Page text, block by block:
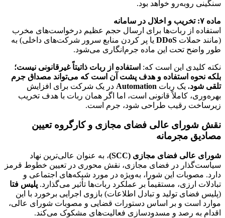
سنگینی روبه‌رو خواهد بود.
ماده ۷: تخریب و اخلال در سامانه
استفاده از ربات‌ها برای ارسال حجم عظیم درخواست‌های مخرب
(مانند حملات DDoS یا پر کردن منابع سرور شرکت‌های داخلی) به
طور واضح تحت این ماده جرم‌انگاری می‌شود.
نکته کلیدی این است که: استفاده از ربات ذاتیتاً غیرقانونی نیست؛
بلکه نحوه استفاده و هدف پشت آن است که می‌تواند مصداق جرم
تلقی شود. یک ربات Automation در یک شرکت برای افزایش
بهره‌وری، کاملاً قانونی است، اما اگر همان ربات با هدف تخریب
زیرساخت رقیب طراحی شود، جرم است.
نقش شورای عالی فضای مجازی و کارگروه تعیین
مصادیق مجرمانه
شورای عالی فضای مجازی (SCC)
، به عنوان عالی‌ترین نهاد
سیاست‌گذار در فضای مجازی، نقش محوری در تعیین خطوط قرمز
دارد. مصوبات این شورا، به‌ویژه در مورد شبکه‌های اجتماعی و
تبادلات ارزی، مستقیماً بر عملکرد ربات‌ها تأثیر می‌گذارد. پلیس فتا
(پلیس فضای تولید و تبادل اطلاعات) بازوی اجرایی برخورد با این
موارد است و بر اساس دستورات قضایی و مصوبات شورای عالی،
اقدام به رصد و مسدودسازی فعالیت‌های مشکوک می‌کند.